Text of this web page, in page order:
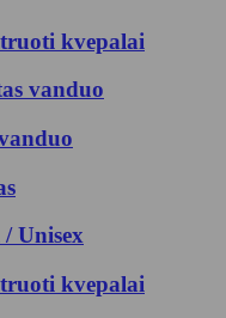
kvepalai
vanduo
Unisex
kvepalai